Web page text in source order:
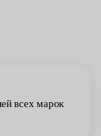
всех марок